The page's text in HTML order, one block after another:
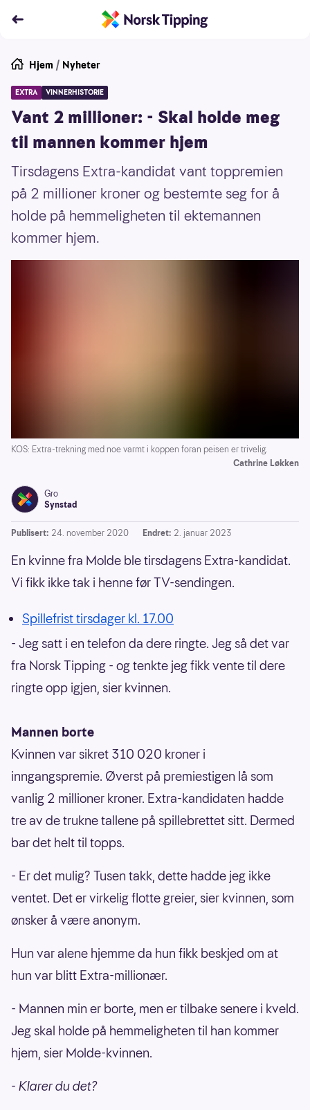
Hjem / Nyheter
EXTRA VINNERHISTORIE
Vant 2 millioner: - Skal holde meg
til mannen kommer hjem
Tirsdagens Extra-kandidat vant toppremien
på 2 millioner kroner og bestemte seg for å
holde på hemmeligheten til ektemannen
kommer hjem.
KOS: Extra-trekning med noe varmt i koppen foran peisen er trivelig.
Cathrine Løkken
Gro
Synstad
Publisert: 24. november 2020 Endret: 2. januar 2023
En kvinne fra Molde ble tirsdagens Extra-kandidat.
Vi fikk ikke tak i henne før TV-sendingen.
Spillefrist tirsdager kl. 17.00
- Jeg satt i en telefon da dere ringte. Jeg så det var
fra Norsk Tipping - og tenkte jeg fikk vente til dere
ringte opp igjen, sier kvinnen.
Mannen borte
Kvinnen var sikret 310 020 kroner i
inngangspremie. Øverst på premiestigen lå som
vanlig 2 millioner kroner. Extra-kandidaten hadde
tre av de trukne tallene på spillebrettet sitt. Dermed
bar det helt til topps.
- Er det mulig? Tusen takk, dette hadde jeg ikke
ventet. Det er virkelig flotte greier, sier kvinnen, som
ønsker å være anonym.
Hun var alene hjemme da hun fikk beskjed om at
hun var blitt Extra-millionær.
- Mannen min er borte, men er tilbake senere i kveld.
Jeg skal holde på hemmeligheten til han kommer
hjem, sier Molde-kvinnen.
- Klarer du det?